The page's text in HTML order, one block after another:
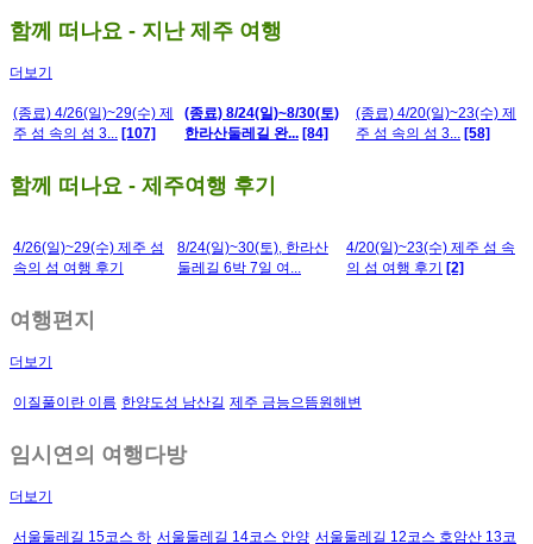
함께 떠나요 - 지난 제주 여행
더보기
(종료) 4/26(일)~29(수) 제
주 섬 속의 섬 3... [107]
(종료) 8/24(일)~8/30(토)
한라산둘레길 완... [84]
(종료) 4/20(일)~23(수) 제
주 섬 속의 섬 3... [58]
함께 떠나요 - 제주여행 후기
4/26(일)~29(수) 제주 섬
속의 섬 여행 후기
8/24(일)~30(토), 한라산
둘레길 6박 7일 여...
4/20(일)~23(수) 제주 섬 속
의 섬 여행 후기
[2]
여행편지
더보기
이질풀이란 이름 한양도성 남산길 제주 금능으뜸원해변
임시연의 여행다방
더보기
서울둘레길 15코스 하 서울둘레길 14코스 안양 서울둘레길 12코스 호암산 13코